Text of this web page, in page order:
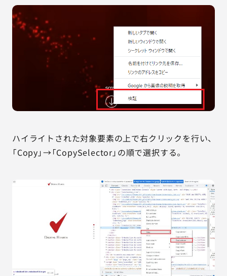
ハイライトされた対象要素の上で右クリックを行い、
「Copy」→「CopySelector」の順で選択する。